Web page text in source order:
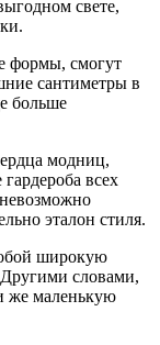
свете,
формы, смогут
сантиметры в
больше
модниц,
всех
эталон стиля.
широкую
словами,
же маленькую